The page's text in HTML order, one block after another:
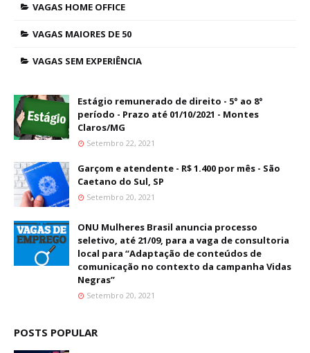
VAGAS HOME OFFICE
VAGAS MAIORES DE 50
VAGAS SEM EXPERIÊNCIA
Estágio remunerado de direito - 5° ao 8°
período - Prazo até 01/10/2021 - Montes
Claros/MG
Setembro 22, 2021
Garçom e atendente - R$ 1.400 por mês - São
Caetano do Sul, SP
Setembro 20, 2021
ONU Mulheres Brasil anuncia processo
seletivo, até 21/09, para a vaga de consultoria
local para “Adaptação de conteúdos de
comunicação no contexto da campanha Vidas
Negras”
Setembro 20, 2021
POSTS POPULAR